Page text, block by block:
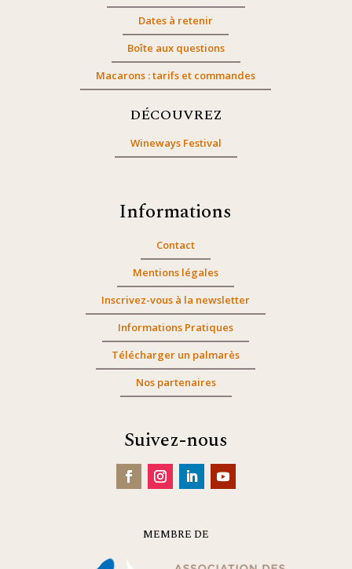
Dates à retenir
Boîte aux questions
Macarons : tarifs et commandes
DÉCOUVREZ
Wineways Festival
Informations
Contact
Mentions légales
Inscrivez-vous à la newsletter
Informations Pratiques
Télécharger un palmarès
Nos partenaires
Suivez-nous
MEMBRE DE